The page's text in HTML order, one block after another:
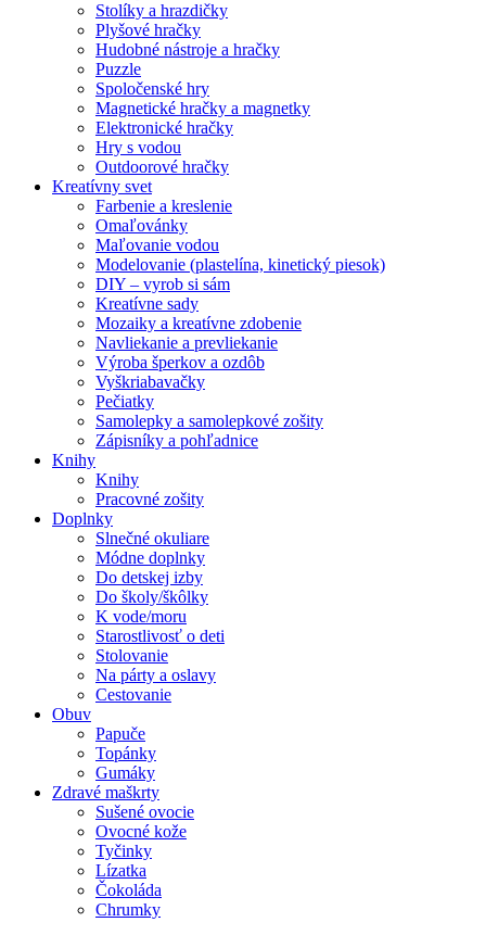
Stolíky a hrazdičky
Plyšové hračky
Hudobné nástroje a hračky
Puzzle
Spoločenské hry
Magnetické hračky a magnetky
Elektronické hračky
Hry s vodou
Outdoorové hračky
Kreatívny svet
Farbenie a kreslenie
Omaľovánky
Maľovanie vodou
Modelovanie (plastelína, kinetický piesok)
DIY – vyrob si sám
Kreatívne sady
Mozaiky a kreatívne zdobenie
Navliekanie a prevliekanie
Výroba šperkov a ozdôb
Vyškriabavačky
Pečiatky
Samolepky a samolepkové zošity
Zápisníky a pohľadnice
Knihy
Knihy
Pracovné zošity
Doplnky
Slnečné okuliare
Módne doplnky
Do detskej izby
Do školy/škôlky
K vode/moru
Starostlivosť o deti
Stolovanie
Na párty a oslavy
Cestovanie
Obuv
Papuče
Topánky
Gumáky
Zdravé maškrty
Sušené ovocie
Ovocné kože
Tyčinky
Lízatka
Čokoláda
Chrumky